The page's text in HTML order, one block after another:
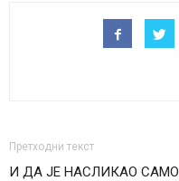
Претходни текст
И ДА ЈЕ НАСЛИКАО САМО